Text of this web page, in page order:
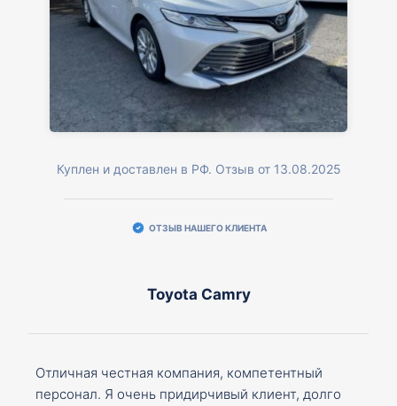
Куплен и доставлен в РФ. Отзыв от 13.08.2025
ОТЗЫВ НАШЕГО КЛИЕНТА
Toyota Camry
Отличная честная компания, компетентный
персонал. Я очень придирчивый клиент, долго